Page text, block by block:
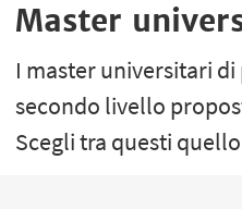
Master
I master universitari
secondo livello
Scegli tra questi